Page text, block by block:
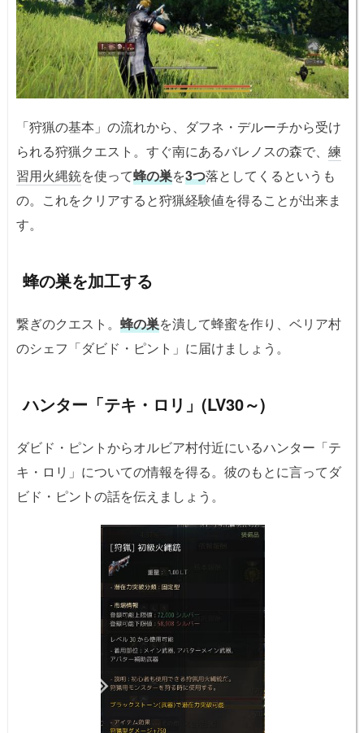
「狩猟の基本」の流れから、ダフネ・デルーチから受け
られる狩猟クエスト。すぐ南にあるバレノスの森で、 練
習用火縄銃を使って蜂の巣を3つ落としてくるというも
の。これをクリアすると狩猟経験値を得ることが出来ま
す。
蜂の巣を加工する
繋ぎのクエスト。 蜂の巣を潰して蜂蜜を作り、ベリア村
のシェフ「ダビド・ピント」に届けましょう。
ハンター「テキ・ロリ」(LV30～)
ダビド・ピントからオルビア村付近にいるハンター「テ
キ・ロリ」についての情報を得る。彼のもとに言ってダ
ビド・ピントの話を伝えましょう。